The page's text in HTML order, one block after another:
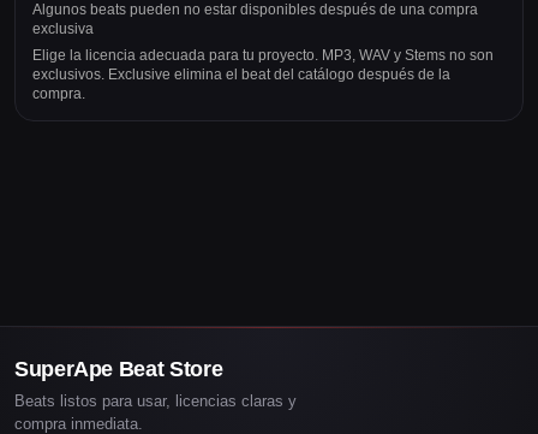
Algunos beats pueden no estar disponibles después de una compra
exclusiva
Elige la licencia adecuada para tu proyecto. MP3, WAV y Stems no son
exclusivos. Exclusive elimina el beat del catálogo después de la
compra.
SuperApe Beat Store
Beats listos para usar, licencias claras y
compra inmediata.